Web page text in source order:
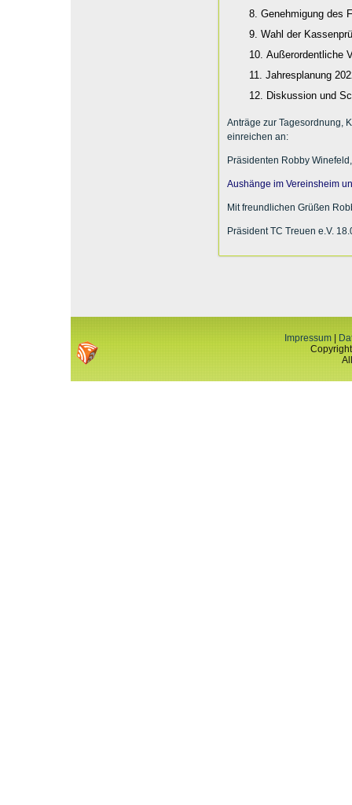
Genehmigung des
Wahl der
Außerordentliche
Jahresplanung
Diskussion und
Anträge zur Tagesordnung,
einreichen an:
Präsidenten Robby
Aushänge im Vereinsheim
Mit freundlichen Grüßen
Präsident TC Treuen e.V.
Impressum